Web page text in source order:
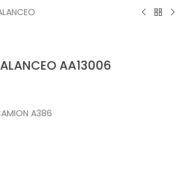
AA13006
A386